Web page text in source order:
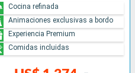
Cocina refinada
Animaciones exclusivas a bordo
Experiencia Premium
Comidas incluidas